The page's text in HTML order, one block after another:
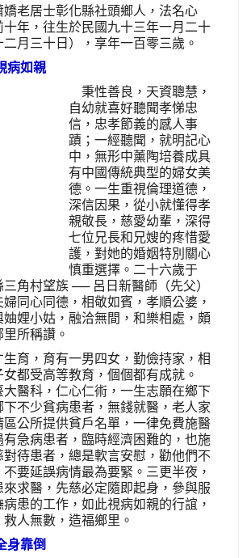
老居士彰化縣社頭鄉人，法名心
年，往生於民國九十三年一月二十
月三十日），享年一百零三歲。
病如親
秉性善良，天資聰慧，
自幼就喜好聽聞孝悌忠
信，忠孝節義的感人事
蹟；一經聽聞，就明記心
中，無形中薰陶培養成具
有中國傳統典型的婦女美
德。一生重視倫理道德，
深信因果，從小就懂得孝
親敬長，慈愛幼輩，深得
七位兄長和兄嫂的疼惜愛
護，對她的婚姻特別關心
慎重選擇。二十六歲于
角村望族 ── 呂日新醫師（先父）
同心同德，相敬如賓，孝順公婆，
娌小姑，融洽無間，和樂相處，頗
所稱讚。
育，育有一男四女，勤儉持家，相
都受高等教育，個個都有成就。
醫科，仁心仁術，一生志願在鄉下
不少貧病患者，無錢就醫，老人家
公所提供貧戶名單，一律免費施醫
急病患者，臨時經濟困難的，也施
待患者，總是軟言安慰，勸他們不
要延誤病情最為要緊。三更半夜，
求醫，先慈必定隨即起身，參與服
患的工作，如此視病如親的行誼，
人無數，造福鄉里。
身靠倒